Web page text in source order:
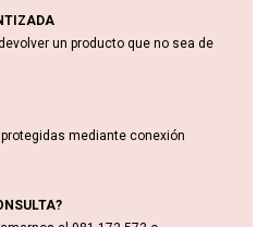
un producto que no sea de
mediante conexión